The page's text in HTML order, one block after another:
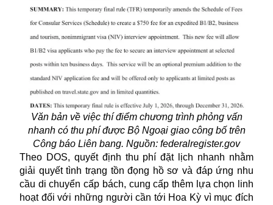
Văn bản về việc thí điểm chương trình phỏng vấn
nhanh có thu phí được Bộ Ngoại giao công bố trên
Công báo Liên bang. Nguồn: federalregister.gov
Theo DOS, quyết định thu phí đặt lịch nhanh nhằm
giải quyết tình trạng tồn đọng hồ sơ và đáp ứng nhu
cầu di chuyển cấp bách, cung cấp thêm lựa chọn linh
hoạt đối với những người cần tới Hoa Kỳ vì mục đích